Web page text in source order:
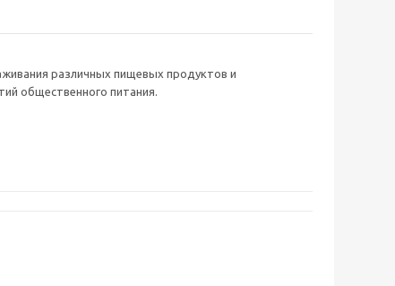
различных пищевых продуктов и
общественного питания.